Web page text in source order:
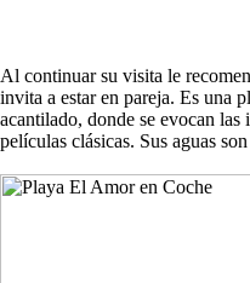
Al continuar su visita le
invita a estar en pareja. Es una
acantilado, donde se evocan las
películas clásicas. Sus aguas